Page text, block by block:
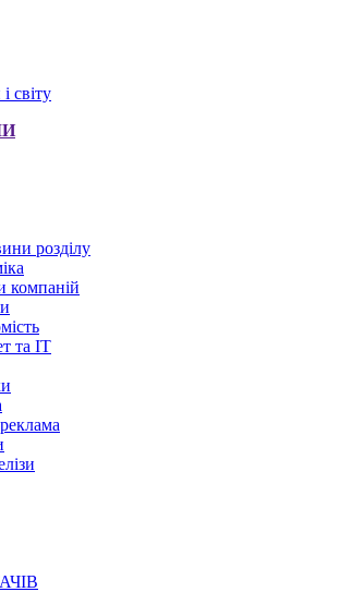
розділу
компаній
та IT